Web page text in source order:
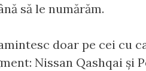
să le numărăm.
doar pe cei cu
Nissan Qashqai și